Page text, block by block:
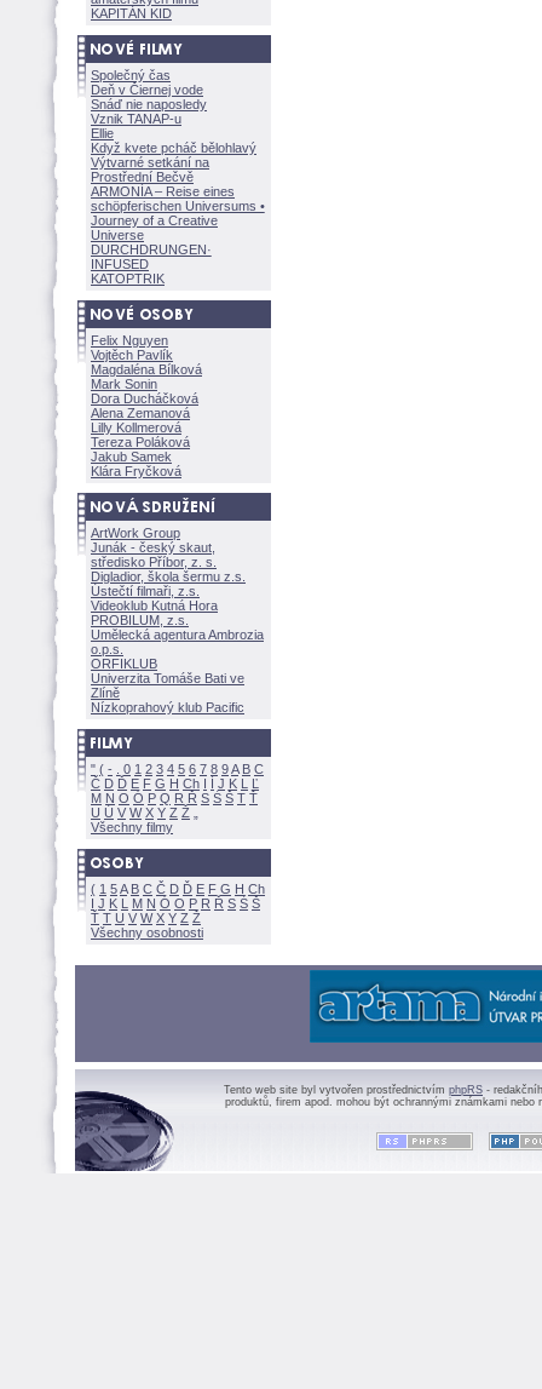
KAPITÁN KID
Společný čas
Deň v Čiernej vode
Snáď nie naposledy
Vznik TANAP-u
Ellie
Když kvete pcháč bělohlavý
Výtvarné setkání na
Prostřední Bečvě
ARMONÍA – Reise eines
schöpferischen Universums •
Journey of a Creative
Universe
DURCHDRUNGEN·
INFUSED
KATOPTRIK
Felix Nguyen
Vojtěch Pavlík
Magdaléna Bílkov
Mark Sonin
Dora Ducháčkov
Alena Zemanov
Lilly Kollmerov
Tereza Polákov
Jakub Samek
Klára Fryčkov
ArtWork Group
Junák - český skaut,
středisko Příbor, z. s.
Digladior, škola šermu z.s.
Ústečtí filmaři, z.s.
Videoklub Kutná Hora
PROBILUM, z.s.
Umělecká agentura Ambrozia
o.p.s.
ORFIKLUB
Univerzita Tomáše Bati ve
Zlíně
Nízkoprahový klub Pacific
" ( - 0 1 2 3 4 5 6 7 8 9A B C
Č D Ď E F G H Ch I Í J K L
Ľ
M N O Ó P Q R Ř S Ś T Ť
U Ú V W X Y Z
Všechny filmy
( 1 5A B C Č D Ď E F G H Ch
I J K L M N Ó O P R Ř S Ś
Ť T U V W X Y Z
Všechny osobnosti
Tento web site byl vytvořen prostřednictvím phpRS -
produktů, firem apod. mohou být ochrannými známkami